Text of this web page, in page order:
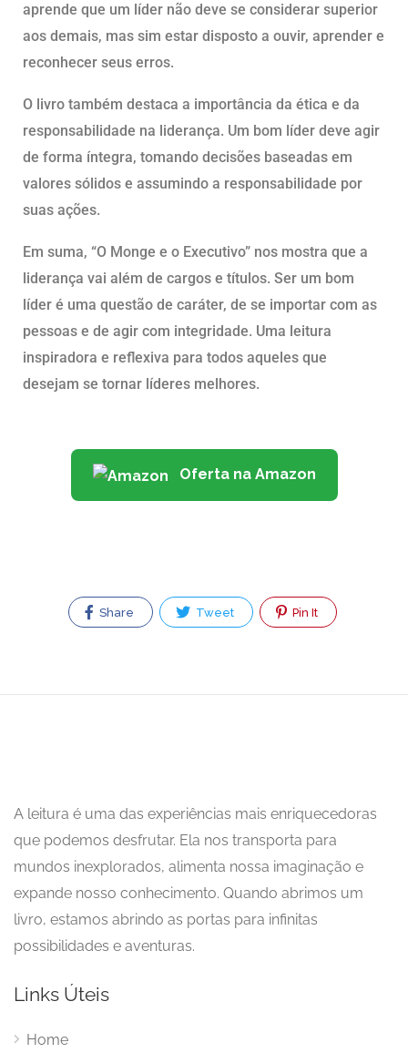
aprende que um líder não deve se considerar superior
aos demais, mas sim estar disposto a ouvir, aprender e
reconhecer seus erros.
O livro também destaca a importância da ética e da
responsabilidade na liderança. Um bom líder deve agir
de forma íntegra, tomando decisões baseadas em
valores sólidos e assumindo a responsabilidade por
suas ações.
Em suma, “O Monge e o Executivo” nos mostra que a
liderança vai além de cargos e títulos. Ser um bom
líder é uma questão de caráter, de se importar com as
pessoas e de agir com integridade. Uma leitura
inspiradora e reflexiva para todos aqueles que
desejam se tornar líderes melhores.
Oferta na Amazon
Share Tweet Pin It
A leitura é uma das experiências mais enriquecedoras
que podemos desfrutar. Ela nos transporta para
mundos inexplorados, alimenta nossa imaginação e
expande nosso conhecimento. Quando abrimos um
livro, estamos abrindo as portas para infinitas
possibilidades e aventuras.
Links Úteis
Home